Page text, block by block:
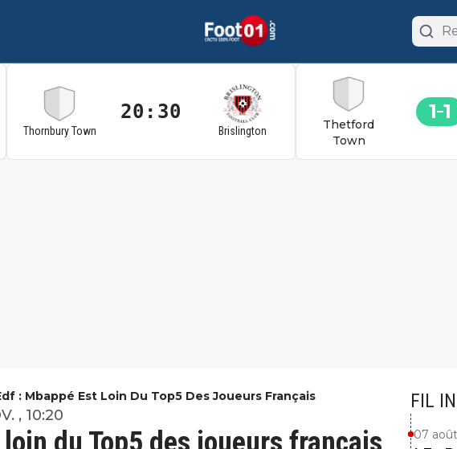
Thornbury Town
20:30
Brislington
Thetford
Town
1 1
: Mbappé Est Loin Du Top5 Des Joueurs Français
, 10:20
FIL
07